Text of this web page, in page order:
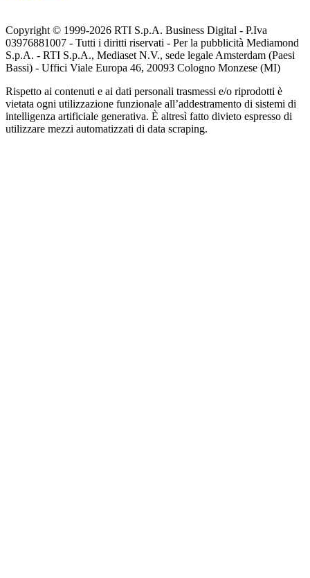
Copyright © 1999-2026 RTI S.p.A. Business Digital - P.Iva
03976881007 - Tutti i diritti riservati - Per la pubblicità Mediamond
S.p.A. - RTI S.p.A., Mediaset N.V., sede legale Amsterdam (Paesi
Bassi) - Uffici Viale Europa 46, 20093 Cologno Monzese (MI)
Rispetto ai contenuti e ai dati personali trasmessi e/o riprodotti è
vietata ogni utilizzazione funzionale all’addestramento di sistemi di
intelligenza artificiale generativa. È altresì fatto divieto espresso di
utilizzare mezzi automatizzati di data scraping.